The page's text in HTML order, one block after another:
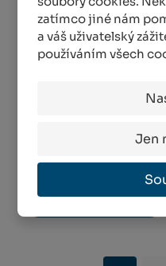
zatímco jiné nám
a váš uživatelský
používáním všech
Jen